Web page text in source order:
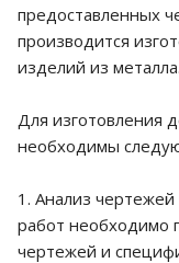
предоставленных
производится
изделий из металла.
Для изготовления
необходимы
1. Анализ
работ необходимо
чертежей и